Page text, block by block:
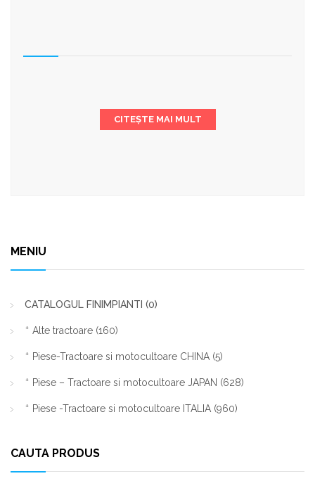
CITEȘTE MAI MULT
MENIU
CATALOGUL FINIMPIANTI (0)
Alte tractoare (160)
Piese-Tractoare si motocultoare CHINA (5)
Piese – Tractoare si motocultoare JAPAN (628)
Piese -Tractoare si motocultoare ITALIA (960)
CAUTA PRODUS